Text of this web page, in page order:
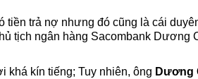
tiền trả nợ nhưng đó cũng là cái
tịch ngân hàng Sacombank Dương
khá kín tiếng; Tuy nhiên, ông Dương